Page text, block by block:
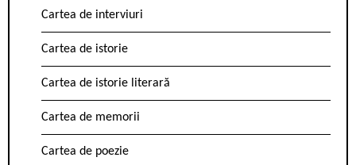
Cartea de interviuri
Cartea de istorie
Cartea de istorie literară
Cartea de memorii
Cartea de poezie